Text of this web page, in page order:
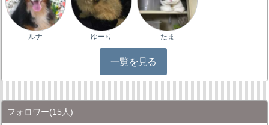
ルナ ゆーり たま
一覧を見る
フォロワー(15人)